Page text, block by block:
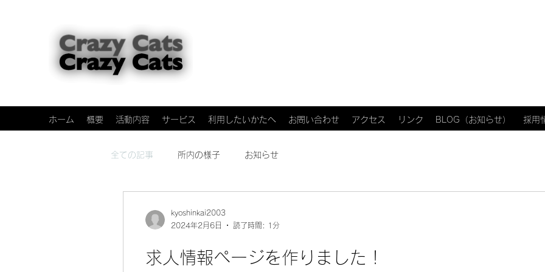
ホーム 概要 活動内容 サービス 利用したいかたへ お問い合わせ アクセス リンク BLOG（お知らせ） 採用
全ての記事 所内の様子 お知らせ
求人情報ページを作りました！
kyoshinkai2003
2024年2月6日
読了時間: 1分